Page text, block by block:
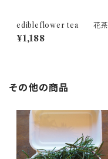
edibleflower tea 花茶
¥1,188
その他の商品